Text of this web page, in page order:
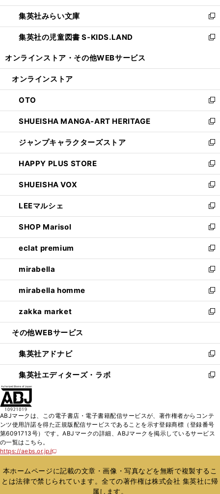
開
く
ウ
で
開
く
ン
ド
ウ
で
ウ
ィ
ン
ド
開
集英社みらい文庫
新
し
い
ン
ウ
で
開
く
集英社の児童図書 S-KIDS.LAND
新
ウ
ン
ド
ウ
で
開
く
オンラインストア・ その他WEBサービス
オンラインストア
OTO
新
し
い
ウ
ィ
ン
ド
ウ
で
開
く
SHUEISHA MANGA-ART HERITAGE
新
し
い
ウ
ィ
ン
ド
ウ
で
開
く
ジャンプキャラクターズストア
新
し
い
ウ
ィ
ン
ド
ウ
で
開
く
HAPPY PLUS STORE
新
し
い
ウ
ィ
ン
ド
ウ
で
開
く
SHUEISHA VOX
新
し
い
ウ
ィ
ン
ド
ウ
で
開
く
LEEマルシェ
新
し
い
ウ
ィ
ン
ド
ウ
で
開
く
SHOP Marisol
新
し
い
ウ
ィ
ン
ド
ウ
で
開
eclat premium
新
し
い
ウ
ィ
ン
ド
ウ
開
く
mirabella
新
し
い
ウ
ィ
ン
ウ
で
開
く
mirabella homme
新
し
い
ウ
ン
ド
ウ
で
zakka market
新
し
ウ
ィ
ン
ド
く
その他WEBサービス
集英社アドナビ
新
し
い
ド
ウ
で
集英社エディターズ・ラボ
新
ィ
ン
ド
開
く
ABJマークは、この電子書店・電子書籍配信サービスが、著作権者からコンテ
ンツ使用許諾を得た正規版配信サービスであることを示す登録商標（登録番号
第6091713号）です。ABJマークの詳細、ABJマークを掲示しているサービス
の一覧はこちら。
https://aebs.or.jp/
新
い
ウ
ィ
本ホームページに記載の文章・画像・写真などを無断で複製するこ
とは法律で禁じられています。全ての著作権は株式会社 集英社に帰
属します。